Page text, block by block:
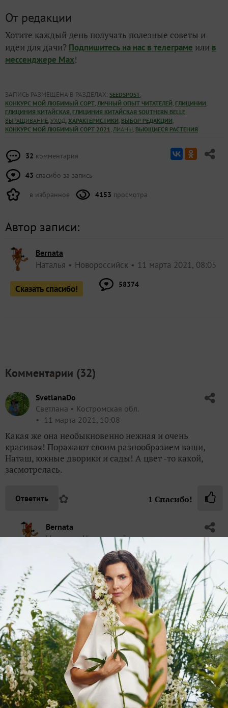
От редакции
Хотите каждый день получать полезные советы и
идеи для дачи? Подпишитесь на нас в телеграме или в
мессенджере Max!
ЗАПИСЬ РАЗМЕЩЕНА В РАЗДЕЛАХ: SEEDSPOST,
КОНКУРС МОЙ ЛЮБИМЫЙ СОРТ, ЛИЧНЫЙ ОПЫТ ЧИТАТЕЛЕЙ, ГЛИЦИНИИ,
ГЛИЦИНИЯ КИТАЙСКАЯ, ГЛИЦИНИЯ КИТАЙСКАЯ SOUTHERN BELLE,
ВЫРАЩИВАНИЕ, УХОД, ХАРАКТЕРИСТИКИ, ВЫБОР РЕДАКЦИИ,
КОНКУРС МОЙ ЛЮБИМЫЙ СОРТ 2021 , ЛИАНЫ, ВЬЮЩИЕСЯ РАСТЕНИЯ
32 комментария
43 спасибо за запись
в избранное 4153 просмотра
Автор записи:
Bernata
Наталья Новороссийск 11 марта 2021, 08:05
Сказать спасибо! 58374
Комментарии (32)
SvetlanaDo
Светлана
Костромская обл.
11 марта 2021, 10:08
Какая же она необыкновенно нежная и очень
красивая! Поражают своим разнообразием ваши,
Наташ, южные дворики и сады! А цвет -то какой,
засмотрелась.
Ответить ✿ 1 Спасибо!
Bernata
Наталья
Новороссийск
11 марта 2021, 10:20
Спасибо, Свет
Ты знаешь, долго не хотела писать о глицинии
именно из-за того, что она явная южанка..., вижу
же, что народ не слишком проявляет интерес к
южным растениям
))
А потом, думаю..., ну раз северяне не хотят писать
про «кедры, да морошку»
), то… не буду такой
Напишу про то, что есть
)
Ответить ✿ 2Спасибо!
RushanaYanbatyrova